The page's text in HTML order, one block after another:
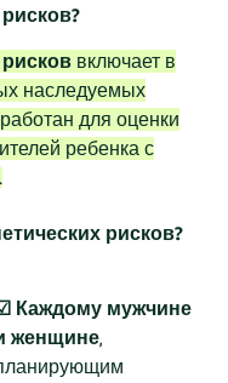
включает в
наследуемых
для оценки
ребенка с
рисков?
Каждому мужчине
женщине,